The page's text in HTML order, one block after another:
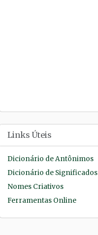
Links Úteis
Dicionário de Antônimos
Dicionário de Significados
Nomes Criativos
Ferramentas Online